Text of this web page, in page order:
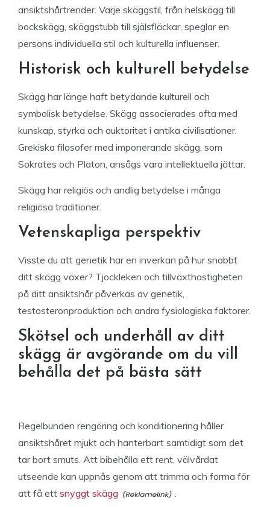
ansiktshårtrender. Varje skäggstil, från helskägg till
bockskägg, skäggstubb till själsfläckar, speglar en
persons individuella stil och kulturella influenser.
Historisk och kulturell betydelse
Skägg har länge haft betydande kulturell och
symbolisk betydelse. Skägg associerades ofta med
kunskap, styrka och auktoritet i antika civilisationer.
Grekiska filosofer med imponerande skägg, som
Sokrates och Platon, ansågs vara intellektuella jättar.
Skägg har religiös och andlig betydelse i många
religiösa traditioner.
Vetenskapliga perspektiv
Visste du att genetik har en inverkan på hur snabbt
ditt skägg växer? Tjockleken och tillväxthastigheten
på ditt ansiktshår påverkas av genetik,
testosteronproduktion och andra fysiologiska faktorer.
Skötsel och underhåll av ditt
skägg är avgörande om du vill
behålla det på bästa sätt
Regelbunden rengöring och konditionering håller
ansiktshåret mjukt och hanterbart samtidigt som det
tar bort smuts. Att bibehålla ett rent, välvårdat
utseende kan uppnås genom att trimma och forma för
att få ett snyggt skägg .